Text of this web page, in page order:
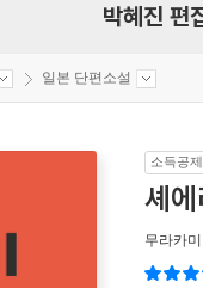
박혜진 편
일본 단편소설
소득공제
셰
무라카미